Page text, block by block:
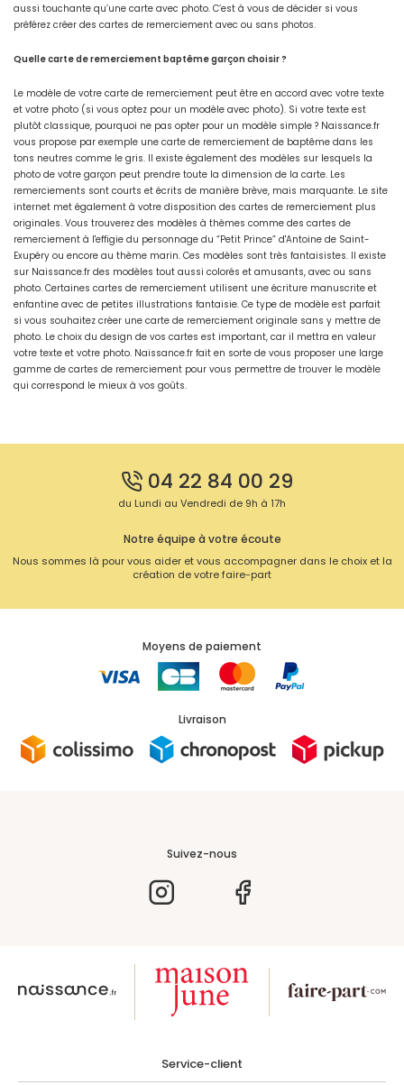
aussi touchante qu’une carte avec photo. C’est à vous de décider si vous
préférez créer des cartes de remerciement avec ou sans photos.
Quelle carte de remerciement baptême garçon choisir ?
Le modèle de votre carte de remerciement peut être en accord avec votre texte
et votre photo (si vous optez pour un modèle avec photo). Si votre texte est
plutôt classique, pourquoi ne pas opter pour un modèle simple ? Naissance.fr
vous propose par exemple une carte de remerciement de baptême dans les
tons neutres comme le gris. Il existe également des modèles sur lesquels la
photo de votre garçon peut prendre toute la dimension de la carte. Les
remerciements sont courts et écrits de manière brève, mais marquante. Le site
internet met également à votre disposition des cartes de remerciement plus
originales. Vous trouverez des modèles à thèmes comme des cartes de
remerciement à l'effigie du personnage du “Petit Prince” d'Antoine de Saint-
Exupéry ou encore au thème marin. Ces modèles sont très fantaisistes. Il existe
sur Naissance.fr des modèles tout aussi colorés et amusants, avec ou sans
photo. Certaines cartes de remerciement utilisent une écriture manuscrite et
enfantine avec de petites illustrations fantaisie. Ce type de modèle est parfait
si vous souhaitez créer une carte de remerciement originale sans y mettre de
photo. Le choix du design de vos cartes est important, car il mettra en valeur
votre texte et votre photo. Naissance.fr fait en sorte de vous proposer une large
gamme de cartes de remerciement pour vous permettre de trouver le modèle
qui correspond le mieux à vos goûts.
04 22 84 00 29
du Lundi au Vendredi de 9h à 17h
Notre équipe à votre écoute
Nous sommes là pour vous aider et vous accompagner dans le choix et la
création de votre faire-part
Moyens de paiement
Livraison
Suivez-nous
Service-client